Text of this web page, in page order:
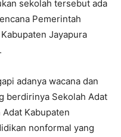
sekolah tersebut ada
Pemerintah
Jayapura
adanya wacana dan
berdirinya Sekolah Adat
Kabupaten
nonformal yang